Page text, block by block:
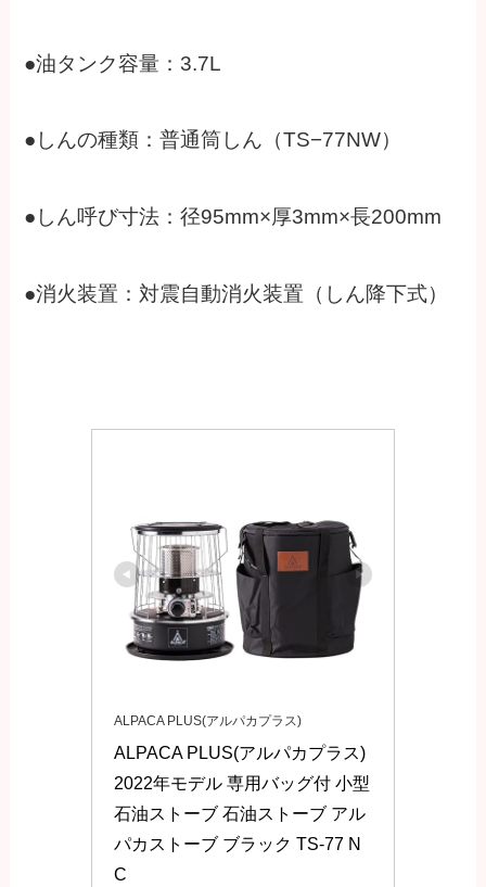
●油タンク容量：3.7L
●しんの種類：普通筒しん（TS−77NW）
●しん呼び寸法：径95mm×厚3mm×長200mm
●消火装置：対震自動消火装置（しん降下式）
ALPACA PLUS(アルパカプラス)
ALPACA PLUS(アルパカプラス)
2022年モデル 専用バッグ付 小型
石油ストーブ 石油ストーブ アル
パカストーブ ブラック TS-77 N
C